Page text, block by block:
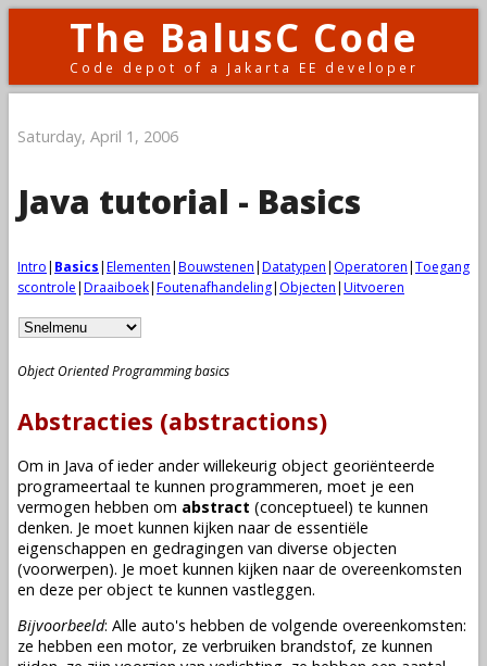
The BalusC Code
Code depot of a Jakarta EE developer
Saturday, April 1, 2006
Java tutorial - Basics
Intro| Basics|Elementen|Bouwstenen|Datatypen| Operatoren|Toegang
scontrole|Draaiboek|Foutenafhandeling| Objecten|Uitvoeren
Object Oriented Programming basics
Abstracties (abstractions)
Om in Java of ieder ander willekeurig object georiënteerde
programeertaal te kunnen programmeren, moet je een
vermogen hebben om abstract (conceptueel) te kunnen
denken. Je moet kunnen kijken naar de essentiële
eigenschappen en gedragingen van diverse objecten
(voorwerpen). Je moet kunnen kijken naar de overeenkomsten
en deze per object te kunnen vastleggen.
Bijvoorbeeld: Alle auto's hebben de volgende overeenkomsten:
ze hebben een motor, ze verbruiken brandstof, ze kunnen